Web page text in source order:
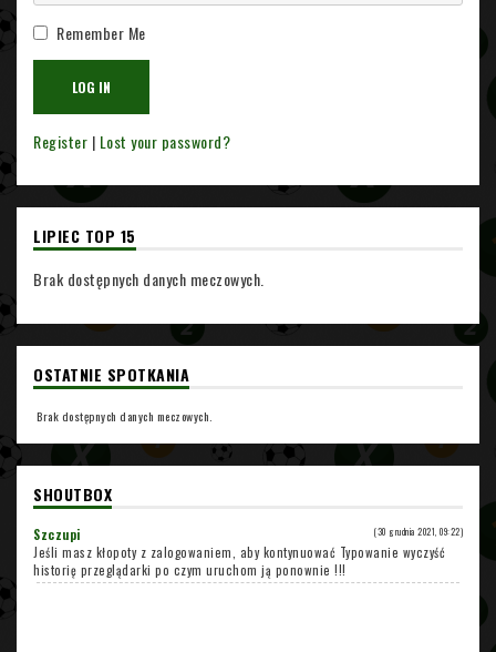
Remember Me
Register | Lost your password?
LIPIEC TOP 15
Brak dostępnych danych meczowych.
OSTATNIE SPOTKANIA
Brak dostępnych danych meczowych.
SHOUTBOX
Szczupi (30 grudnia 2021, 09:22)
Jeśli masz kłopoty z zalogowaniem, aby kontynuować Typowanie wyczyść
historię przeglądarki po czym uruchom ją ponownie !!!